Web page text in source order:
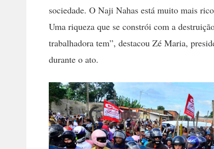
sociedade. O Naji Nahas está muito mais
Uma riqueza que se constrói com a
trabalhadora tem”, destacou Zé Maria,
durante o ato.